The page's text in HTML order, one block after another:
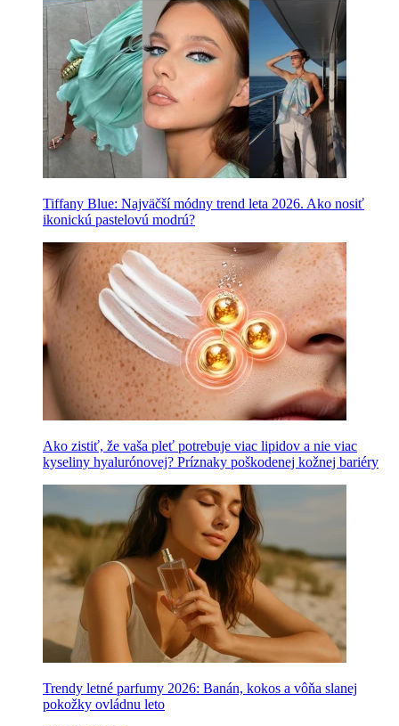
Tiffany Blue: Najväčší módny trend leta 2026. Ako nosiť
ikonickú pastelovú modrú?
Ako zistiť, že vaša pleť potrebuje viac lipidov a nie viac
kyseliny hyalurónovej? Príznaky poškodenej kožnej bariéry
Trendy letné parfumy 2026: Banán, kokos a vôňa slanej
pokožky ovládnu leto